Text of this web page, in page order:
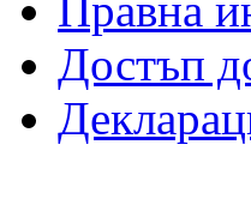
Достъп